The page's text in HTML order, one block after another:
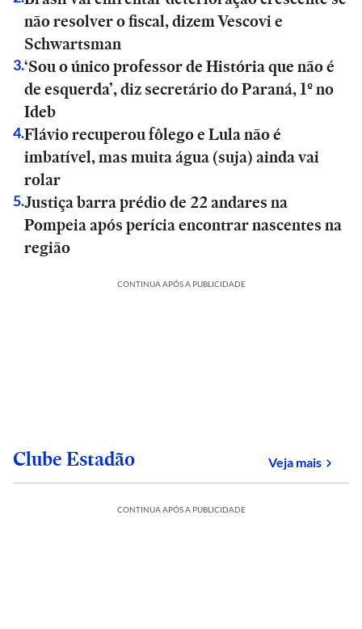
não resolver o fiscal, dizem Vescovi e
Schwartsman
3.‘Sou o único professor de História que não é
de esquerda’, diz secretário do Paraná, 1º no
Ideb
4.Flávio recuperou fôlego e Lula não é
imbatível, mas muita água (suja) ainda vai
rolar
5.Justiça barra prédio de 22 andares na
Pompeia após perícia encontrar nascentes na
região
CONTINUA APÓS A PUBLICIDADE
Clube Estadão Veja maissobre
CONTINUA APÓS A PUBLICIDADE